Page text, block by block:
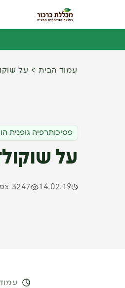
עמוד הבית על
פסיכותרפיה גופנית
על
14.02.19 3247 צפיות